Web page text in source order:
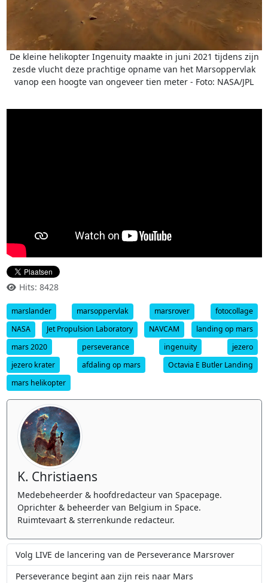
De kleine helikopter Ingenuity maakte in juni 2021 tijdens zijn
zesde vlucht deze prachtige opname van het Marsoppervlak
vanop een hoogte van ongeveer tien meter - Foto: NASA/JPL
Hits: 8428
marslander marsoppervlak marsrover
fotocollage
NASA
Jet Propulsion Laboratory NAVCAM
landing op mars
mars 2020
perseverance ingenuity
jezero
jezero krater
afdaling op mars
Octavia E Butler Landing
mars helikopter
K. Christiaens
Medebeheerder & hoofdredacteur van Spacepage.
Oprichter & beheerder van Belgium in Space.
Ruimtevaart & sterrenkunde redacteur.
Volg LIVE de lancering van de Perseverance Marsrover
Perseverance begint aan zijn reis naar Mars